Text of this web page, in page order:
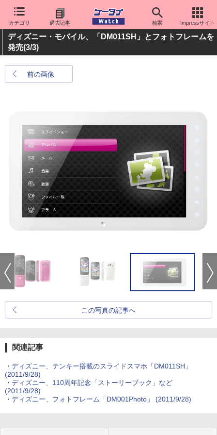
カテゴリ 過去記事 検索 Impressサイト
ディズニー・モバイル、「DM011SH」とフォトフレームを
発売(3/3)
前の画像
この写真の記事へ
関連記事
・ ディズニー、テンキー搭載のスライドスマホ「DM011SH」
(2011/9/28)
・ ディズニー、110周年記念「ストーリーブック」など
(2011/9/28)
・ ディズニー、フォトフレーム「DM001Photo」 (2011/9/28)